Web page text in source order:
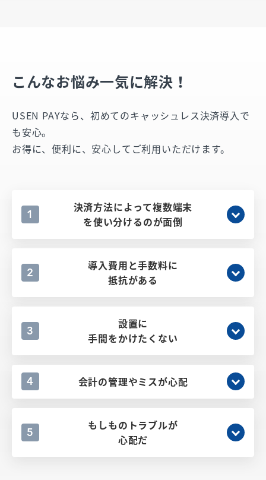
こんなお悩み一気に解決！
USEN PAYなら、初めてのキャッシュレス決済導入で
も安心。
お得に、便利に、安心してご利用いただけます。
1
決済方法によって複数端末
を使い分けるのが面倒
2
導入費用と手数料に
抵抗がある
3
設置に
手間をかけたくない
4 会計の管理やミスが心配
5
もしものトラブルが
心配だ